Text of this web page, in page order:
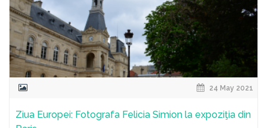
24 May 2021
Ziua Europei: Fotografa Felicia Simion la expoziţia din